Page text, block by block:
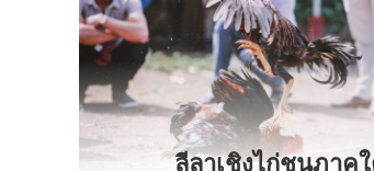
ลีลาเชิงไก่ชนภาค